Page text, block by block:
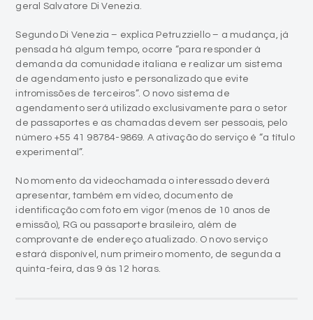
geral Salvatore Di Venezia.
Segundo Di Venezia – explica Petruzziello – a mudança, já
pensada há algum tempo, ocorre “para responder à
demanda da comunidade italiana e realizar um sistema
de agendamento justo e personalizado que evite
intromissões de terceiros”. O novo sistema de
agendamento será utilizado exclusivamente para o setor
de passaportes e as chamadas devem ser pessoais, pelo
número +55 41 98784-9869. A ativação do serviço é “a título
experimental”.
No momento da videochamada o interessado deverá
apresentar, também em vídeo, documento de
identificação com foto em vigor (menos de 10 anos de
emissão), RG ou passaporte brasileiro, além de
comprovante de endereço atualizado. O novo serviço
estará disponível, num primeiro momento, de segunda a
quinta-feira, das 9 às 12 horas.